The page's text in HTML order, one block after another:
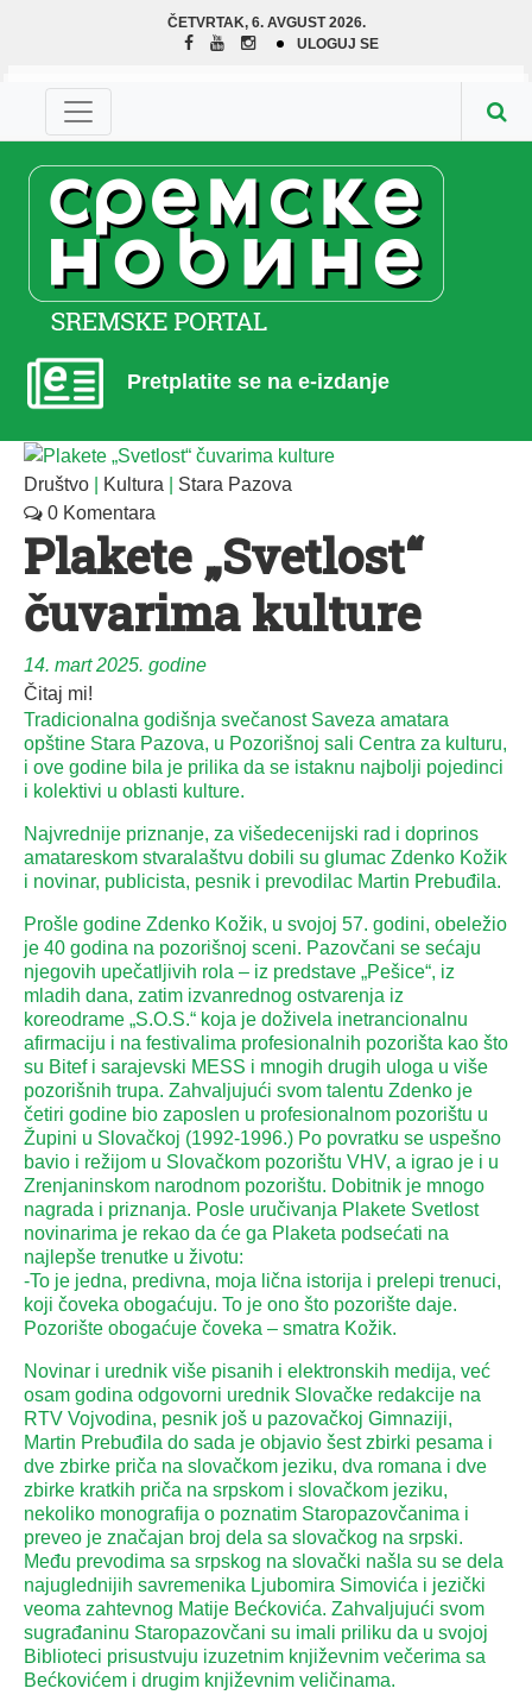
ČETVRTAK, 6. AVGUST 2026.
ULOGUJ SE
Pretplatite se na e-izdanje
Društvo Kultura
Stara Pazova
0 Komentara
Plakete „Svetlost“
čuvarima kulture
14. mart 2025. godine
Čitaj mi!
Tradicionalna godišnja svečanost Saveza amatara
opštine Stara Pazova, u Pozorišnoj sali Centra za kulturu,
i ove godine bila je prilika da se istaknu najbolji pojedinci
i kolektivi u oblasti kulture.
Najvrednije priznanje, za višedecenijski rad i doprinos
amatareskom stvaralaštvu dobili su glumac Zdenko Kožik
i novinar, publicista, pesnik i prevodilac Martin Prebuđila.
Prošle godine Zdenko Kožik, u svojoj 57. godini, obeležio
je 40 godina na pozorišnoj sceni. Pazovčani se sećaju
njegovih upečatljivih rola – iz predstave „Pešice“, iz
mladih dana, zatim izvanrednog ostvarenja iz
koreodrame „S.O.S.“ koja je doživela inetrancionalnu
afirmaciju i na festivalima profesionalnih pozorišta kao što
su Bitef i sarajevski MESS i mnogih drugih uloga u više
pozorišnih trupa. Zahvaljujući svom talentu Zdenko je
četiri godine bio zaposlen u profesionalnom pozorištu u
Župini u Slovačkoj (1992-1996.) Po povratku se uspešno
bavio i režijom u Slovačkom pozorištu VHV, a igrao je i u
Zrenjaninskom narodnom pozorištu. Dobitnik je mnogo
nagrada i priznanja. Posle uručivanja Plakete Svetlost
novinarima je rekao da će ga Plaketa podsećati na
najlepše trenutke u životu:
-To je jedna, predivna, moja lična istorija i prelepi trenuci,
koji čoveka obogaćuju. To je ono što pozorište daje.
Pozorište obogaćuje čoveka – smatra Kožik.
Novinar i urednik više pisanih i elektronskih medija, već
osam godina odgovorni urednik Slovačke redakcije na
RTV Vojvodina, pesnik još u pazovačkoj Gimnaziji,
Martin Prebuđila do sada je objavio šest zbirki pesama i
dve zbirke priča na slovačkom jeziku, dva romana i dve
zbirke kratkih priča na srpskom i slovačkom jeziku,
nekoliko monografija o poznatim Staropazovčanima i
preveo je značajan broj dela sa slovačkog na srpski.
Među prevodima sa srpskog na slovački našla su se dela
najuglednijih savremenika Ljubomira Simovića i jezički
veoma zahtevnog Matije Bećkovića. Zahvaljujući svom
sugrađaninu Staropazovčani su imali priliku da u svojoj
Biblioteci prisustvuju izuzetnim književnim večerima sa
Bećkovićem i drugim književnim veličinama.